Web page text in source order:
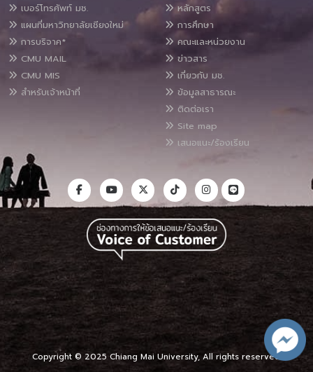
เบอร์โทรศัพท์ มช.
แผนที่มหาวิทยาลัยเชียงใหม่
การบริจาค*
CMU MAIL
CMU MIS
สำหรับเจ้าหน้าที่
หลักสูตร
การศึกษา
คณะและหน่วยงาน
ข่าวสาร
เกี่ยวกับ มช.
ข้อมูลสาธารณะ
ติดต่อเรา
Site map
เสนอแนะ/ร้องเรียน
Copyright © 2025 Chiang Mai University, All rights reserved.